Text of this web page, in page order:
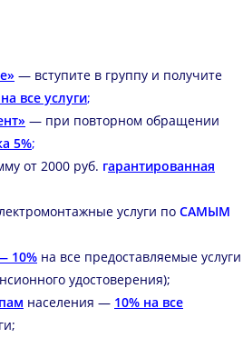
» — вступите в группу и получите
все услуги;
— при повторном обращении
5%;
от 2000 руб. гарантированная
услуги по САМЫМ
10% на все предоставляемые услуги
удостоверения);
населения — 10% на все